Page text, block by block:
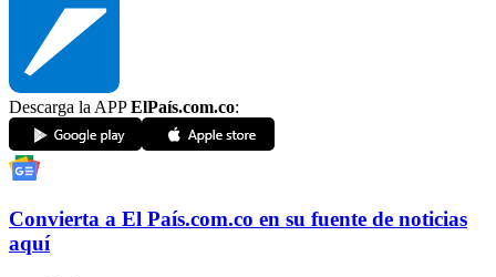
Descarga la APPElPaís.com.co:
Convierta a El País.com.co en su fuente de noticias
aquí